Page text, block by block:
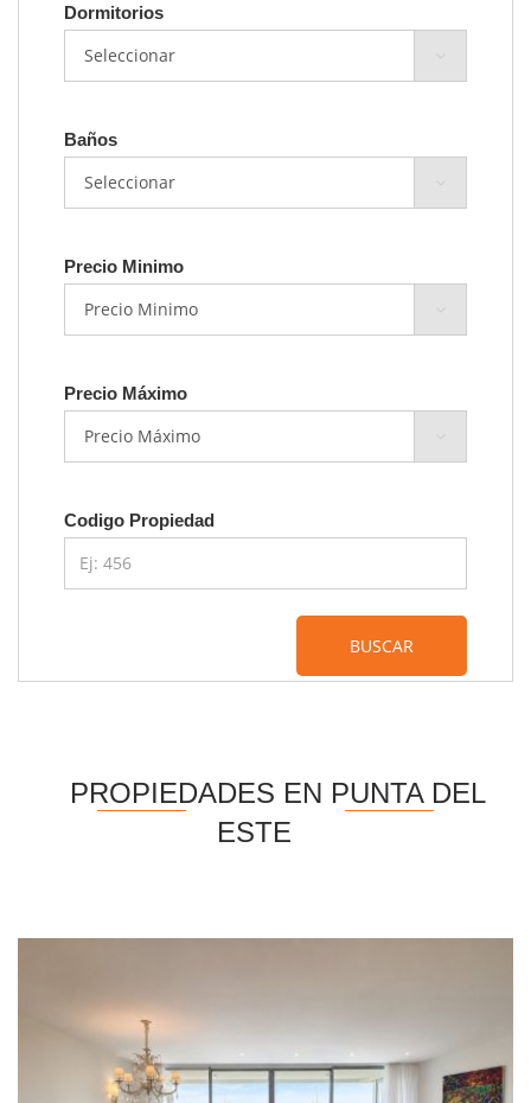
Dormitorios
Baños
Precio Minimo
Precio Máximo
Codigo Propiedad
BUSCAR
PROPIEDADES EN PUNTA DEL
ESTE